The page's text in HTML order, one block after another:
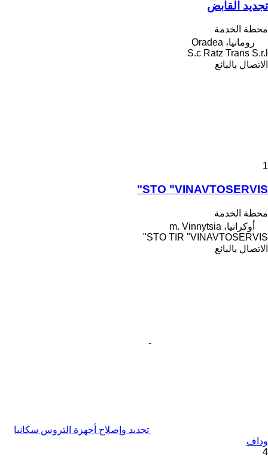
تجديد القابض
محطة الخدمة
رومانيا، Oradea
S.c Ratz Trans S.r.l
الاتصال بالبائع
1
STO "VINAVTOSERVIS"
محطة الخدمة
أوكرانيا، m. Vinnytsia
STO TIR "VINAVTOSERVIS"
الاتصال بالبائع
تجديد وإصلاح أجهزة التروس سكانيا
وداف
4